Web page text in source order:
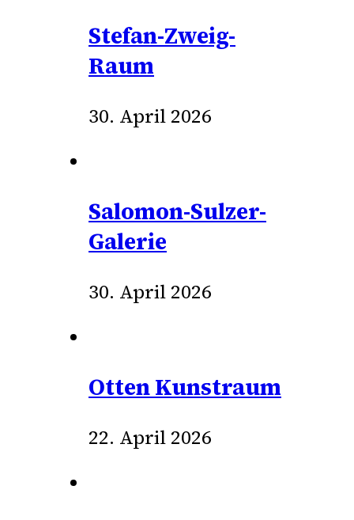
Stefan-Zweig-
Raum
30. April 2026
Salomon-Sulzer-
Galerie
30. April 2026
Otten Kunstraum
22. April 2026